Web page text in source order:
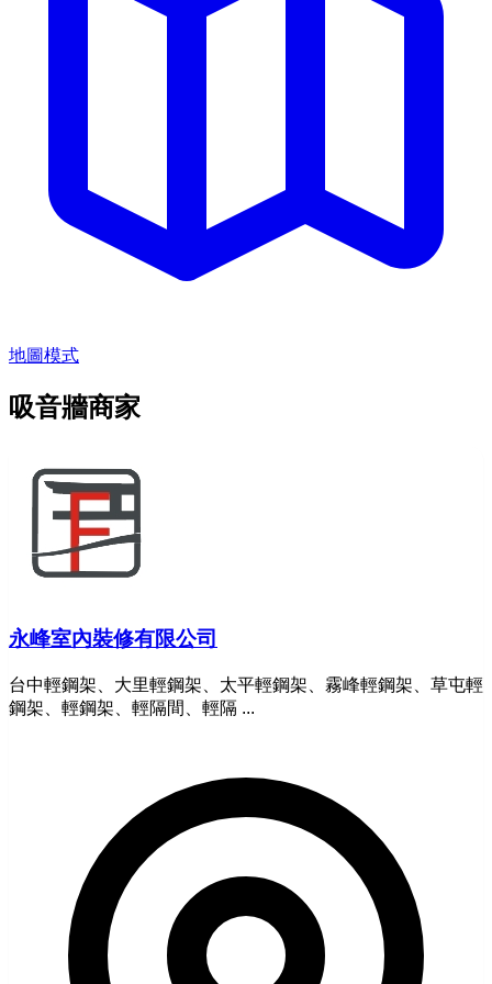
地圖模式
吸音牆商家
永峰室內裝修有限公司
台中輕鋼架、大里輕鋼架、太平輕鋼架、霧峰輕鋼架、草屯輕
鋼架、輕鋼架、輕隔間、輕隔 ...